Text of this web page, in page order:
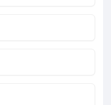
هل يمكنني جمع